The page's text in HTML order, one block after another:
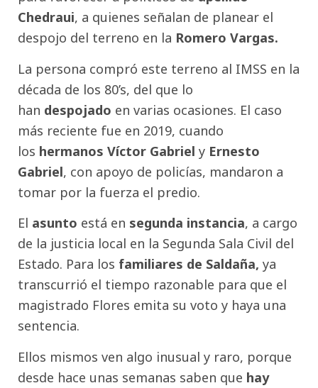
Chedraui, a quienes señalan de planear el
despojo del terreno en la Romero Vargas.
La persona compró este terreno al IMSS en la
década de los 80’s, del que lo
han despojado en varias ocasiones. El caso
más reciente fue en 2019, cuando
los hermanos Víctor Gabriel y Ernesto
Gabriel, con apoyo de policías, mandaron a
tomar por la fuerza el predio.
El asunto está en segunda instancia, a cargo
de la justicia local en la Segunda Sala Civil del
Estado. Para los familiares de Saldaña, ya
transcurrió el tiempo razonable para que el
magistrado Flores emita su voto y haya una
sentencia.
Ellos mismos ven algo inusual y raro, porque
desde hace unas semanas saben que hay